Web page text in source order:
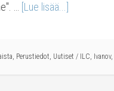
…
[Lue lisää...]
, Perustiedot, Uutiset / ILC, Ivanov,